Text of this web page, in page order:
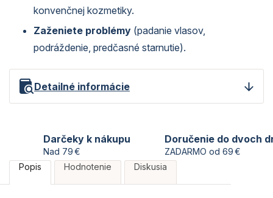
konvenčnej kozmetiky.
Zaženiete problémy (padanie vlasov,
podráždenie, predčasné starnutie).
Detailné informácie
Darčeky k nákupu
Nad 79 €
Doručenie do dvoch
ZADARMO od 69 €
Popis
Hodnotenie Diskusia